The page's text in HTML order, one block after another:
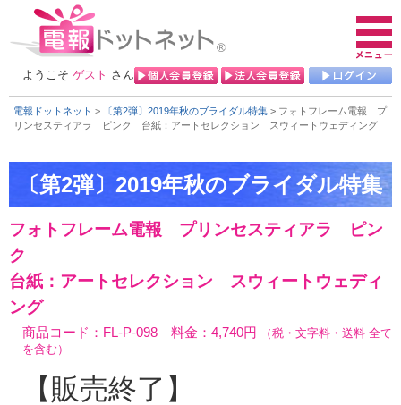
ようこそ ゲスト さん
電報ドットネット > 〔第2弾〕2019年秋のブライダル特集 > フォトフレーム電報 プ
リンセスティアラ ピンク 台紙：アートセレクション スウィートウェディング
フォトフレーム電報 プリンセスティアラ ピン
ク
台紙：アートセレクション スウィートウェディ
ング
商品コード：FL-P-098 料金：4,740円
（税・文字料・送料 全て
を含む）
【販売終了】